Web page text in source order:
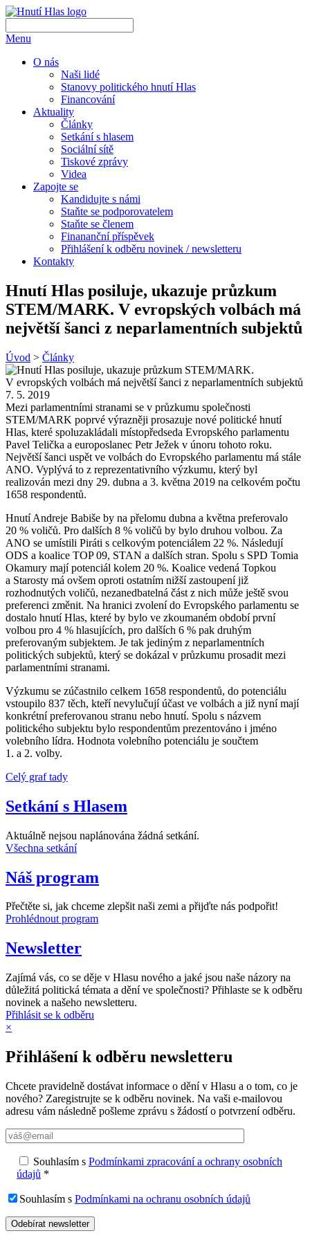
Menu
O nás
Naši lidé
Stanovy politického hnutí Hlas
Financování
Aktuality
Články
Setkání s hlasem
Sociální sítě
Tiskové zprávy
Videa
Zapojte se
Kandidujte s námi
Staňte se podporovatelem
Staňte se členem
Finananční příspěvek
Přihlášení k odběru novinek / newsletteru
Kontakty
Hnutí Hlas posiluje, ukazuje průzkum
STEM/MARK. V evropských volbách má
největší šanci z neparlamentních subjektů
Úvod > Články
7. 5. 2019
Mezi parlamentními stranami se v průzkumu společnosti
STEM/MARK poprvé výrazněji prosazuje nové politické hnutí
Hlas, které spoluzakládali místopředseda Evropského parlamentu
Pavel Telička a europoslanec Petr Ježek v únoru tohoto roku.
Největší šanci uspět ve volbách do Evropského parlamentu má stále
ANO. Vyplývá to z reprezentativního výzkumu, který byl
realizován mezi dny 29. dubna a 3. května 2019 na celkovém počtu
1658 respondentů.
Hnutí Andreje Babiše by na přelomu dubna a května preferovalo
20 % voličů. Pro dalších 8 % voličů by bylo druhou volbou. Za
ANO se umístili Piráti s celkovým potenciálem 22 %. Následují
ODS a koalice TOP 09, STAN a dalších stran. Spolu s SPD Tomia
Okamury mají potenciál kolem 20 %. Koalice vedená Topkou
a Starosty má ovšem oproti ostatním nižší zastoupení již
rozhodnutých voličů, nezanedbatelná část z nich může ještě svou
preferenci změnit. Na hranici zvolení do Evropského parlamentu se
dostalo hnutí Hlas, které by bylo ve zkoumaném období první
volbou pro 4 % hlasujících, pro dalších 6 % pak druhým
preferovaným subjektem. Je tak jediným z neparlamentních
politických subjektů, který se dokázal v průzkumu prosadit mezi
parlamentními stranami.
Výzkumu se zúčastnilo celkem 1658 respondentů, do potenciálu
vstoupilo 837 těch, kteří nevylučují účast ve volbách a již nyní mají
konkrétní preferovanou stranu nebo hnutí. Spolu s názvem
politického subjektu bylo respondentům prezentováno i jméno
volebního lídra. Hodnota volebního potenciálu je součtem
1. a 2. volby.
Celý graf tady
Setkání s Hlasem
Aktuálně nejsou naplánována žádná setkání.
Všechna setkání
Náš program
Přečtěte si, jak chceme zlepšit naši zemi a přijďte nás podpořit!
Prohlédnout program
Newsletter
Zajímá vás, co se děje v Hlasu nového a jaké jsou naše názory na
důležitá politická témata a dění ve společnosti? Přihlaste se k odběru
novinek a našeho newsletteru.
Přihlásit se k odběru
×
Přihlášení k odběru newsletteru
Chcete pravidelně dostávat informace o dění v Hlasu a o tom, co je
nového? Zaregistrujte se k odběru novinek. Na vaši e-mailovou
adresu vám následně pošleme zprávu s žádostí o potvrzení odběru.
Souhlasím s Podmínkami zpracování a ochrany osobních
údajů *
Souhlasím s Podmínkami na ochranu osobních údajů